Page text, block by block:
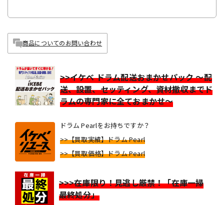
商品についてのお問い合わせ
>>イケベ ドラム配送おまかせパック ～配
送、設置、セッティング、資材撤収までド
ラムの専門家に全ておまかせ～
ドラム Pearlをお持ちですか？
>>【買取実績】ドラム Pearl
>>【買取価格】ドラム Pearl
>>>在庫限り！見逃し厳禁！「在庫一掃
最終処分」